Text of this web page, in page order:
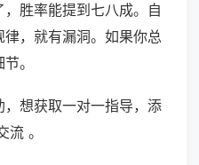
胜率能提到七八成。自
，就有漏洞。如果你总
。
想获取一对一指导，添
。